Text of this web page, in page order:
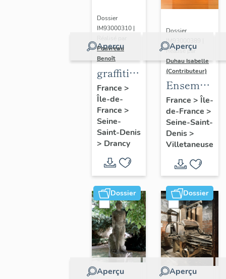
Aperçu
Dossier
IM93000310 |
Pouvreau
Benoît
graffiti
sur murs
et
charpentes
des
"caves-
prisons
France >
Île-de-
France >
Seine-
Saint-Denis
> Drancy
Aperçu
Dossier
IM93000389 |
Réalisé par
Duhau Isabelle
(Contributeur)
Ensemble
de deux
décors
France > Île-
de-France >
Seine-Saint-
Denis>
Villetaneuse
Dossier
Aperçu
Dossier
Aperçu